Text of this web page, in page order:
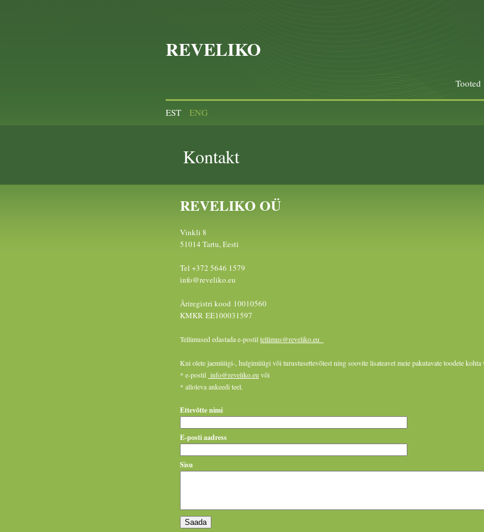
REVELIKO
Tooted
EST ENG
Kontakt
REVELIKO OÜ
Vinkli 8
51014 Tartu, Eesti
Tel +372 5646 1579
info@reveliko.eu
Äriregistri kood 10010560
KMKR EE100031597
Tellimused edastada e-postiltellimus@reveliko.eu
Kui olete jaemüügi-, hulgimüügi või turustusettevõtest ning soovite lisateavet meie pakutavate toodete
* e-postil info@reveliko.eu või
* alloleva ankeedi teel.
Ettevõtte nimi
E-posti aadress
Sisu